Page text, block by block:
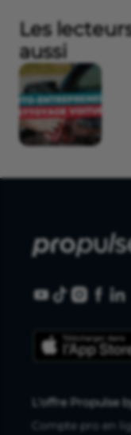
Les
aussi
L'offre Propulse
Compte pro en